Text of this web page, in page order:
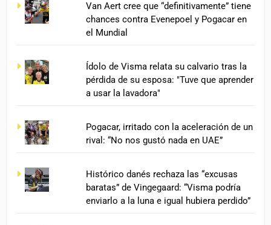
Van Aert cree que “definitivamente” tiene
chances contra Evenepoel y Pogacar en
el Mundial
Ídolo de Visma relata su calvario tras la
pérdida de su esposa: "Tuve que aprender
a usar la lavadora"
Pogacar, irritado con la aceleración de un
rival: “No nos gustó nada en UAE”
Histórico danés rechaza las “excusas
baratas” de Vingegaard: “Visma podría
enviarlo a la luna e igual hubiera perdido”